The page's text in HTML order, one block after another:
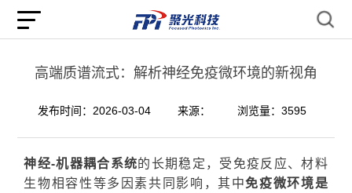
高端质谱流式：解析神经免疫微环境的新视角
发布时间：2026-03-04 来源： 浏览量：3595
神经-机器耦合系统的长期稳定， 受免疫反应、材料
生物相容性等多因素共同影响，其中免疫微环境是